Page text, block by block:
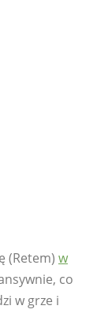
(Retem) w
co
w grze i